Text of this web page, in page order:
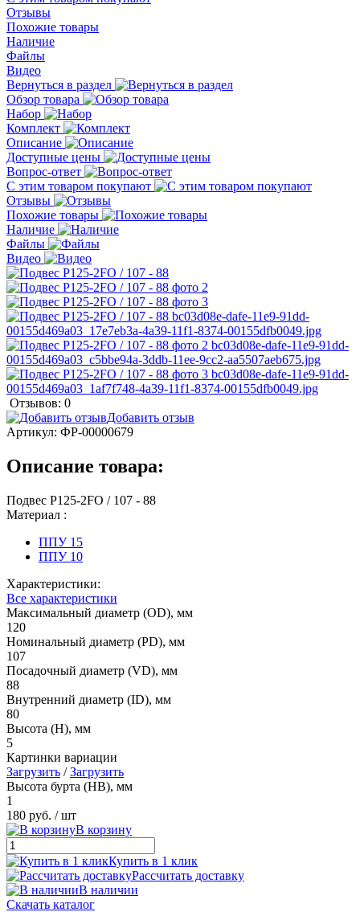
Отзывы
Похожие товары
Наличие
Файлы
Видео
Вернуться в раздел
Обзор товара
Набор
Комплект
Описание
Доступные цены
Вопрос-ответ
С этим товаром покупают
Отзывы
Похожие товары
Наличие
Файлы
Видео
Отзывов: 0
Добавить отзыв
Артикул: ФР-00000679
Описание товара:
Подвес Р125-2FO / 107 - 88
Материал :
ППУ 15
ППУ 10
Характеристики:
Все характеристики
Максимальный диаметр (OD), мм
120
Номинальный диаметр (PD), мм
107
Посадочный диаметр (VD), мм
88
Внутренний диаметр (ID), мм
80
Высота (H), мм
5
Картинки вариации
Загрузить /Загрузить
Высота бурта (HB), мм
1
180 руб. / шт
В корзину
Купить в 1 клик
Рассчитать доставку
В наличии
Скачать каталог